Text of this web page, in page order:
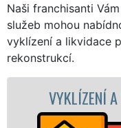
Naši franchisanti
služeb mohou
vyklízení a likvidace
rekonstrukcí.
A VYKLÍZECÍ
v Opavě a